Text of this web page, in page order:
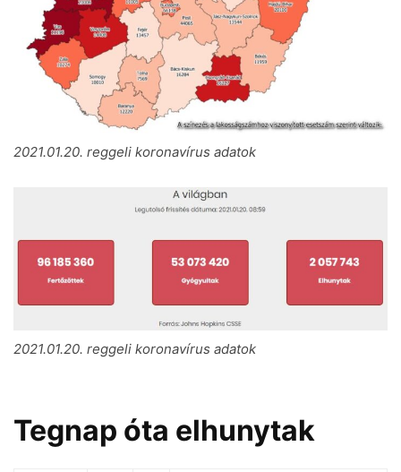
2021.01.20. reggeli koronavírus adatok
2021.01.20. reggeli koronavírus adatok
Tegnap óta elhunytak